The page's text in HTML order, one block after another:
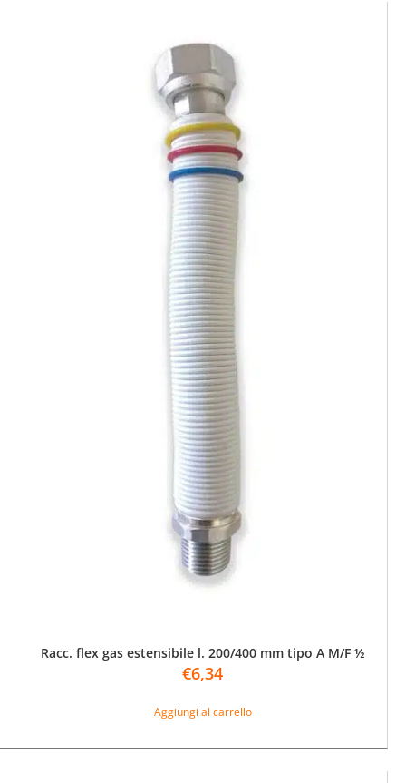
Racc. flex gas estensibile l. 200/400 mm tipo A M/F ½
€6,34
Aggiungi al carrello